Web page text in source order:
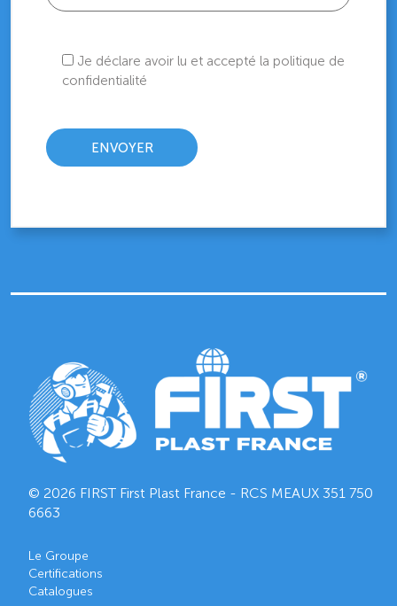
Je déclare avoir lu et accepté la politique de
confidentialité
© 2026 FIRST First Plast France - RCS MEAUX 351 750
6663
Le Groupe
Certifications
Catalogues